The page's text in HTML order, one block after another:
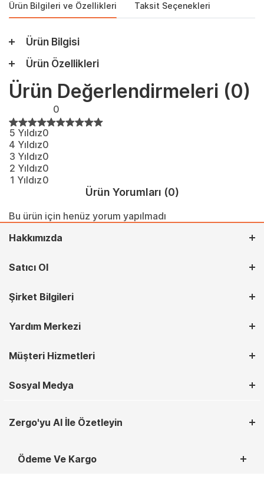
Ürün Bilgileri ve Özellikleri Taksit Seçenekleri
Ürün Bilgisi
Ürün Özellikleri
Ürün Değerlendirmeleri (0)
0
5 Yıldız0
4 Yıldız0
3 Yıldız0
2 Yıldız0
1 Yıldız0
Ürün Yorumları (0)
Bu ürün için henüz yorum yapılmadı
Hakkımızda
Satıcı Ol
Şirket Bilgileri
Yardım Merkezi
Müşteri Hizmetleri
Sosyal Medya
Zergo'yu AI İle Özetleyin
Ödeme Ve Kargo